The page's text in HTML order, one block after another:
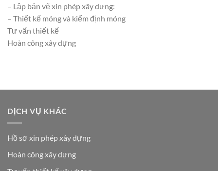
– Lập bản vẽ xin phép xây dựng:
– Thiết kế móng và kiểm định móng
Tư vấn thiết kế
Hoàn công xây dựng
DỊCH VỤ KHÁC
Hồ sơ xin phép xây dựng
Hoàn công xây dựng